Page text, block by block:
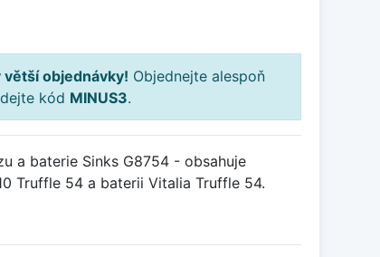
větší objednávky! Objednejte alespoň
kód MINUS3.
a baterie Sinks G8754 - obsahuje
Truffle 54 a baterii Vitalia Truffle 54.